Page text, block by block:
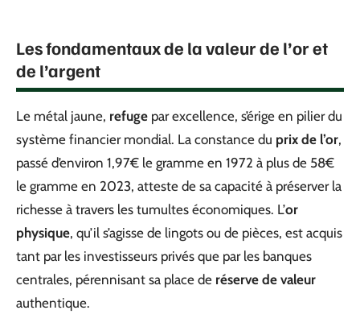
Les fondamentaux de la valeur de l’or et
de l’argent
Le métal jaune, refuge par excellence, s’érige en pilier du
système financier mondial. La constance du prix de l’or,
passé d’environ 1,97€ le gramme en 1972 à plus de 58€
le gramme en 2023, atteste de sa capacité à préserver la
richesse à travers les tumultes économiques. L’or
physique, qu’il s’agisse de lingots ou de pièces, est acquis
tant par les investisseurs privés que par les banques
centrales, pérennisant sa place de réserve de valeur
authentique.